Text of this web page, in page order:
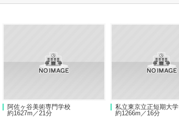
阿佐ヶ谷美術専門学校
約1627m／21分
私立東京立正短期大学
約1266m／16分